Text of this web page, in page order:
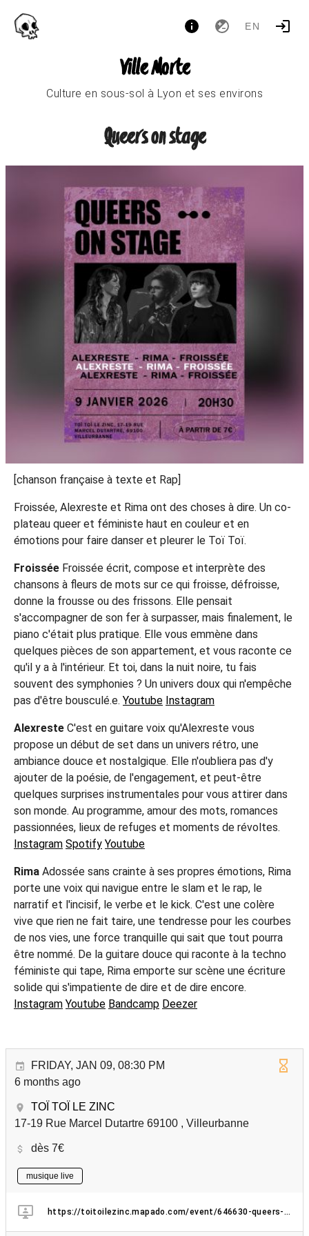
EN
Ville Morte
Culture en sous-sol à Lyon et ses environs
Queers on stage
[chanson française à texte et Rap]
Froissée, Alexreste et Rima ont des choses à dire. Un co-
plateau queer et féministe haut en couleur et en
émotions pour faire danser et pleurer le Toï Toï.
Froissée Froissée écrit, compose et interprète des
chansons à fleurs de mots sur ce qui froisse, défroisse,
donne la frousse ou des frissons. Elle pensait
s'accompagner de son fer à surpasser, mais finalement, le
piano c'était plus pratique. Elle vous emmène dans
quelques pièces de son appartement, et vous raconte ce
qu'il y a à l'intérieur. Et toi, dans la nuit noire, tu fais
souvent des symphonies ? Un univers doux qui n'empêche
pas d'être bousculé.e. Youtube Instagram
Alexreste C'est en guitare voix qu'Alexreste vous
propose un début de set dans un univers rétro, une
ambiance douce et nostalgique. Elle n'oubliera pas d'y
ajouter de la poésie, de l'engagement, et peut-être
quelques surprises instrumentales pour vous attirer dans
son monde. Au programme, amour des mots, romances
passionnées, lieux de refuges et moments de révoltes.
Instagram Spotify Youtube
Rima Adossée sans crainte à ses propres émotions, Rima
porte une voix qui navigue entre le slam et le rap, le
narratif et l'incisif, le verbe et le kick. C'est une colère
vive que rien ne fait taire, une tendresse pour les courbes
de nos vies, une force tranquille qui sait que tout pourra
être nommé. De la guitare douce qui raconte à la techno
féministe qui tape, Rima emporte sur scène une écriture
solide qui s'impatiente de dire et de dire encore.
Instagram Youtube Bandcamp Deezer
FRIDAY, JAN 09, 08:30 PM
6 months ago
TOÏ TOÏ LE ZINC
17-19 Rue Marcel Dutartre 69100 , Villeurbanne
dès 7€
musique live
https://toitoilezinc.mapado.com/event/646630-queers-on-stage